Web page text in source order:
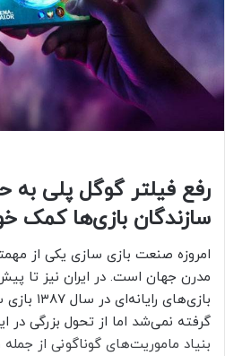
رفع فیلتر گوگل پلی
سازندگان بازی‌ها کمک
امروزه صنعت بازی سازی یکی از
مدرن جهان است. در ایران نیز تا
بازی‌های
گرفته نمی‌شد اما از تحول بزرگی در
بنیاد ماموریت‌های گوناگونی از جمله